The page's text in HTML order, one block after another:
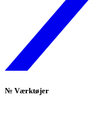
№ Værktøjer